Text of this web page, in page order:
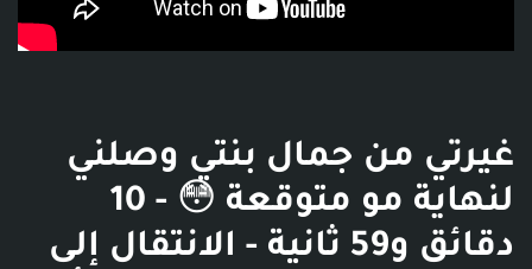
غيرتي من جمال بنتي وصلني
لنهاية مو متوقعة 😳 - 10
دقائق و59 ثانية - الانتقال إلى